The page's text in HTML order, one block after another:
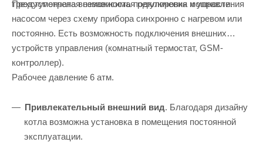
трехступенчатая независимая регулировка мощности.
Предусмотрена возможность подключения и управления
насосом через схему прибора синхронно с нагревом или
постоянно. Есть возможность подключения внешних
устройств управления (комнатный термостат, GSM-
контроллер).
Рабочее давление 6 атм.
Привлекательный внешний вид. Благодаря дизайну
котла возможна установка в помещения постоянной
эксплуатации.